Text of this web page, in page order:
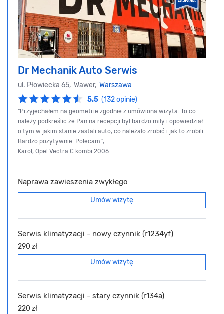
Dr Mechanik Auto Serwis
ul. Płowiecka 65, Wawer, Warszawa
5.5 (132 opinie)
"Przyjechałem na geometrie zgodnie z umówiona wizyta. To co
należy podkreślic że Pan na recepcji był bardzo miły i opowiedział
o tym w jakim stanie zastali auto, co należało zrobić i jak to zrobili.
Bardzo pozytywnie. Polecam.",
Karol, Opel Vectra C kombi 2006
Naprawa zawieszenia zwykłego
Umów wizytę
Serwis klimatyzacji - nowy czynnik (r1234yf)
290 zł
Umów wizytę
Serwis klimatyzacji - stary czynnik (r134a)
220 zł